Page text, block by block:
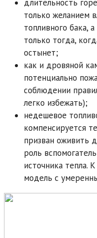
длительность
только желанием
топливного бака,
только тогда,
остынет;
как и дровяной
потенциально
соблюдении
легко избежать);
недешевое
компенсируется
призван оживить
роль
источника тепла.
модель с